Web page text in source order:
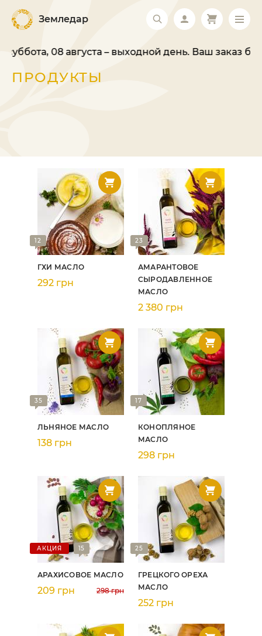
Земледар
08 августа – выходной день. Ваш заказ будет
ПРОДУКТЫ
12
ГХИ МАСЛО
292 грн
23
АМАРАНТОВОЕ
СЫРОДАВЛЕННОЕ
МАСЛО
2 380 грн
35
ЛЬНЯНОЕ МАСЛО
138 грн
17
КОНОПЛЯНОЕ
МАСЛО
298 грн
АКЦИЯ 15
АРАХИСОВОЕ МАСЛО
209 грн 298 грн
25
ГРЕЦКОГО ОРЕХА
МАСЛО
252 грн